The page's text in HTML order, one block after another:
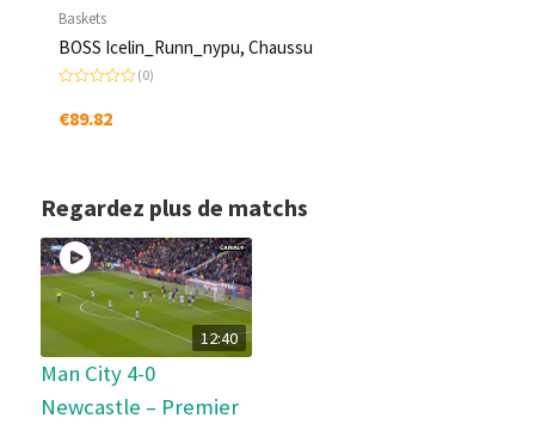
Baskets
BOSS Icelin_Runn_nypu, Chaussu
o
t
5
(0)
€89.82
Regardez plus de matchs
12:40
Man City 4-0
Newcastle – Premier